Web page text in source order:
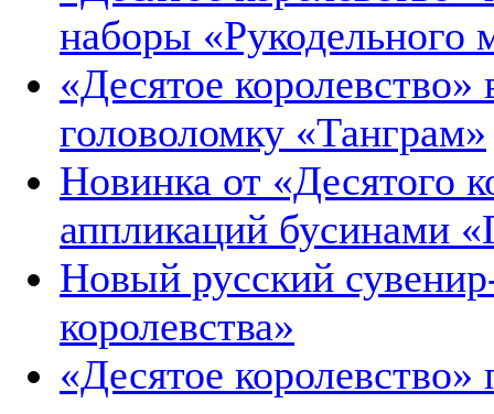
наборы «Рукодельного
«Десятое
головоломку «Танграм»
Новинка от «Десятого
аппликаций бусинами
Новый русский
королевства»
«Десятое